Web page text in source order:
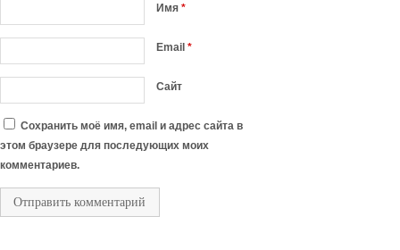
Имя*
Email*
Сайт
Сохранить моё имя, email и адрес сайта в
этом браузере для последующих моих
комментариев.